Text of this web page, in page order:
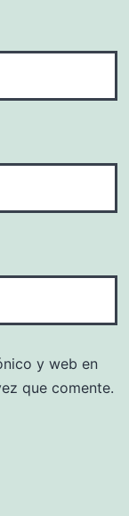
y web en
que comente.